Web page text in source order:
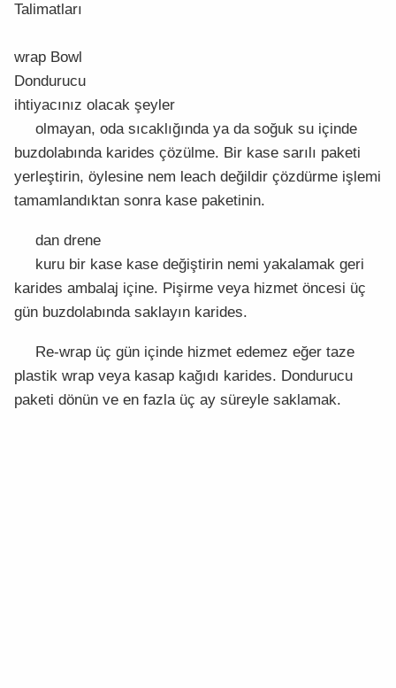
Talimatları
wrap Bowl
Dondurucu
ihtiyacınız olacak şeyler
olmayan, oda sıcaklığında ya da soğuk su içinde
buzdolabında karides çözülme. Bir kase sarılı paketi
yerleştirin, öylesine nem leach değildir çözdürme işlemi
tamamlandıktan sonra kase paketinin.
dan drene
kuru bir kase kase değiştirin nemi yakalamak geri
karides ambalaj içine. Pişirme veya hizmet öncesi üç
gün buzdolabında saklayın karides.
Re-wrap üç gün içinde hizmet edemez eğer taze
plastik wrap veya kasap kağıdı karides. Dondurucu
paketi dönün ve en fazla üç ay süreyle saklamak.